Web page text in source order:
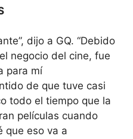
dijo a GQ. “Debido
negocio del cine, fue
para mí
de que tuve casi
todo el tiempo que la
películas cuando
que eso va a